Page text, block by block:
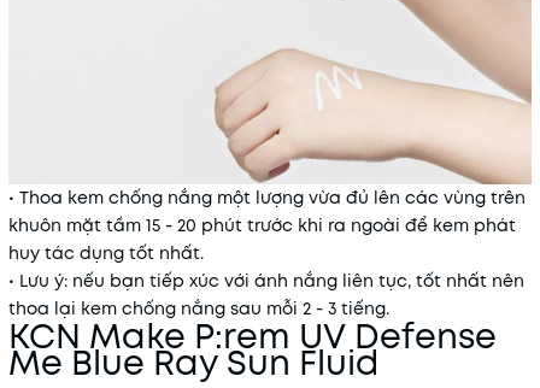
• Thoa kem chống nắng một lượng vừa đủ lên các vùng trên
khuôn mặt tầm 15 - 20 phút trước khi ra ngoài để kem phát
huy tác dụng tốt nhất.
• Lưu ý: nếu bạn tiếp xúc với ánh nắng liên tục, tốt nhất nên
thoa lại kem chống nắng sau mỗi 2 - 3 tiếng.
KCN Make P:rem UV Defense
Me Blue Ray Sun Fluid